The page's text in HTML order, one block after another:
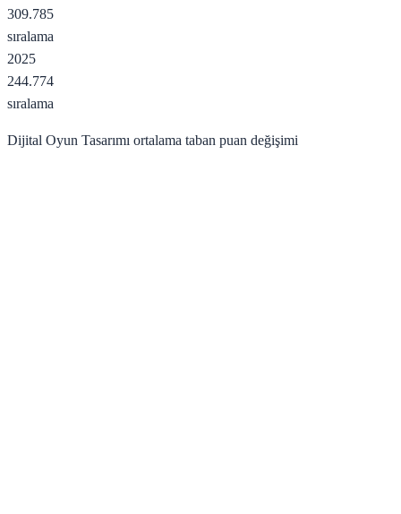
309.785
sıralama
2025
244.774
sıralama
Dijital Oyun Tasarımı ortalama taban puan değişimi